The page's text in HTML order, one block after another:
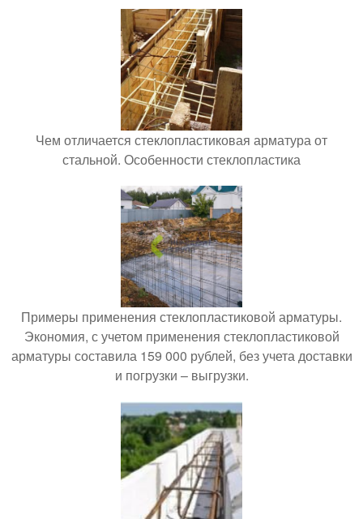
Чем отличается стеклопластиковая арматура от
стальной. Особенности стеклопластика
Примеры применения стеклопластиковой арматуры.
Экономия, с учетом применения стеклопластиковой
арматуры составила 159 000 рублей, без учета доставки
и погрузки – выгрузки.